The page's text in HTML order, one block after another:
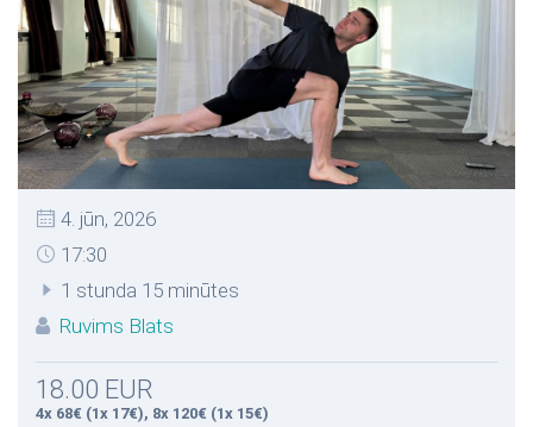
4. jūn, 2026
17:30
1 stunda 15 minūtes
Ruvims Blats
18.00 EUR
4x 68€ (1x 17€), 8x 120€ (1x 15€)